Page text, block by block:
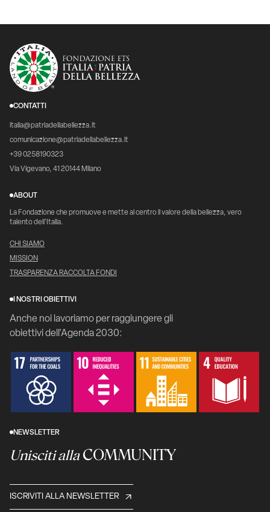
CONTATTI
italia@patriadellabellezza.it
comunicazione@patriadellabellezza.it
+39 0258190323
Via Vigevano, 41 20144 Milano
ABOUT
La Fondazione che promuove e mette al centro il valore della bellezza, vero
talento dell’Italia.
CHI SIAMO
MISSION
TRASPARENZA RACCOLTA FONDI
I NOSTRI OBIETTIVI
Anche noi lavoriamo per raggiungere gli
obiettivi dell'Agenda 2030:
NEWSLETTER
Unisciti allaCOMMUNITY
ISCRIVITI ALLA NEWSLETTER